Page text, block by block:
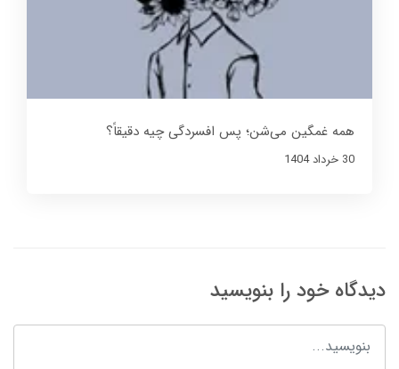
همه غمگین می‌شن؛ پس افسردگی چیه دقیقاً؟
30 خرداد 1404
دیدگاه خود را بنویسید